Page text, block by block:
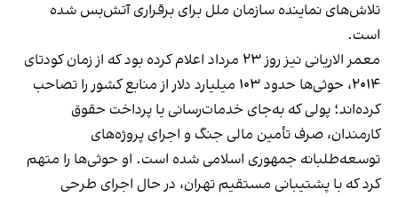
تلاش‌های نماینده سازمان ملل برای برقراری آتش‌بس شده
است.
معمر الاریانی نیز روز ۲۳ مرداد اعلام کرده بود که از زمان کودتای
۲۰۱۴، حوثی‌ها حدود ۱۰۳ میلیارد دلار از منابع کشور را تصاحب
کرده‌اند؛ پولی که به‌جای خدمات‌رسانی یا پرداخت حقوق
کارمندان، صرف تأمین مالی جنگ و اجرای پروژه‌های
توسعه‌طلبانه جمهوری اسلامی شده است. او حوثی‌ها را متهم
کرد که با پشتیبانی مستقیم تهران، در حال اجرای طرحی